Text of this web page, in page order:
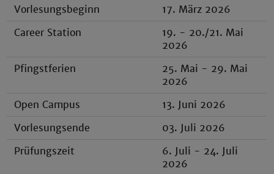
Vorlesungsbeginn
17. März 2026
Career Station
19. - 20./21. Mai
2026
Pfingstferien
25. Mai - 29. Mai
2026
Open Campus
13. Juni 2026
Vorlesungsende
03. Juli 2026
Prüfungszeit
6. Juli - 24. Juli
2026